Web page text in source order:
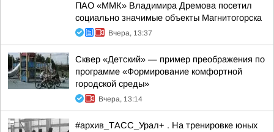
ПАО «ММК» Владимира Дремова посетил
социально значимые объекты Магнитогорска
Вчера, 13:37
Сквер «Детский» — пример преображения по
программе «Формирование комфортной
городской среды»
Вчера, 13:14
#архив_ТАСС_Урал+ . На тренировке юных